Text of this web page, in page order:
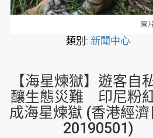
類別: 新聞中心
【海星煉獄】遊客自
釀生態災難 印尼粉
成海星煉獄 (香港經濟
20190501)